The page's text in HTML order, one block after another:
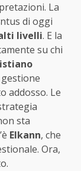
La
di oggi
livelli. E la
su chi
addosso. Le
sta
Elkann, che
Ora,